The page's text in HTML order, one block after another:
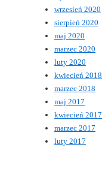
wrzesień 2020
sierpień 2020
maj 2020
marzec 2020
luty 2020
kwiecień 2018
marzec 2018
maj 2017
kwiecień 2017
marzec 2017
luty 2017